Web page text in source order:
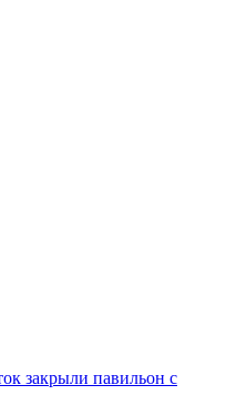
закрыли павильон с